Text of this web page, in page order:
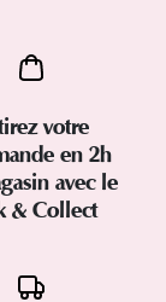
votre
en 2h
avec le
& Collect